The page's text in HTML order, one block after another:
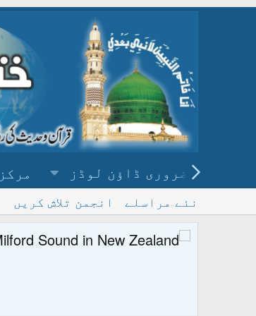
ضروری ڈاؤن لوڈز مرکز
نئے مراسلے انجمن تلاش کریں